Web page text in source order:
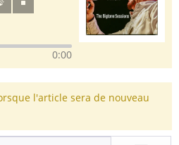
0:00
l'article sera de nouveau